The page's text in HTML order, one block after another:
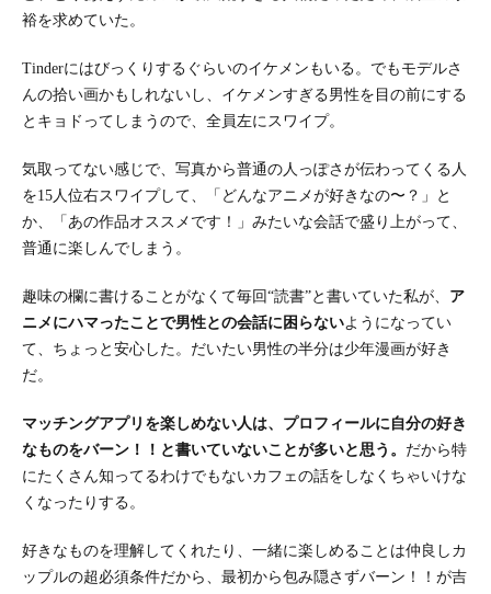
裕を求めていた。
Tinderにはびっくりするぐらいのイケメンもいる。でもモデルさ
んの拾い画かもしれないし、イケメンすぎる男性を目の前にする
とキョドってしまうので、全員左にスワイプ。
気取ってない感じで、写真から普通の人っぽさが伝わってくる人
を15人位右スワイプして、「どんなアニメが好きなの〜？」と
か、「あの作品オススメです！」みたいな会話で盛り上がって、
普通に楽しんでしまう。
趣味の欄に書けることがなくて毎回“読書”と書いていた私が、 ア
ニメにハマったことで男性との会話に困らないようになってい
て、ちょっと安心した。だいたい男性の半分は少年漫画が好き
だ。
マッチングアプリを楽しめない人は、プロフィールに自分の好き
なものをバーン！！と書いていないことが多いと思う。 だから特
にたくさん知ってるわけでもないカフェの話をしなくちゃいけな
くなったりする。
好きなものを理解してくれたり、一緒に楽しめることは仲良しカ
ップルの超必須条件だから、最初から包み隠さずバーン！！が吉